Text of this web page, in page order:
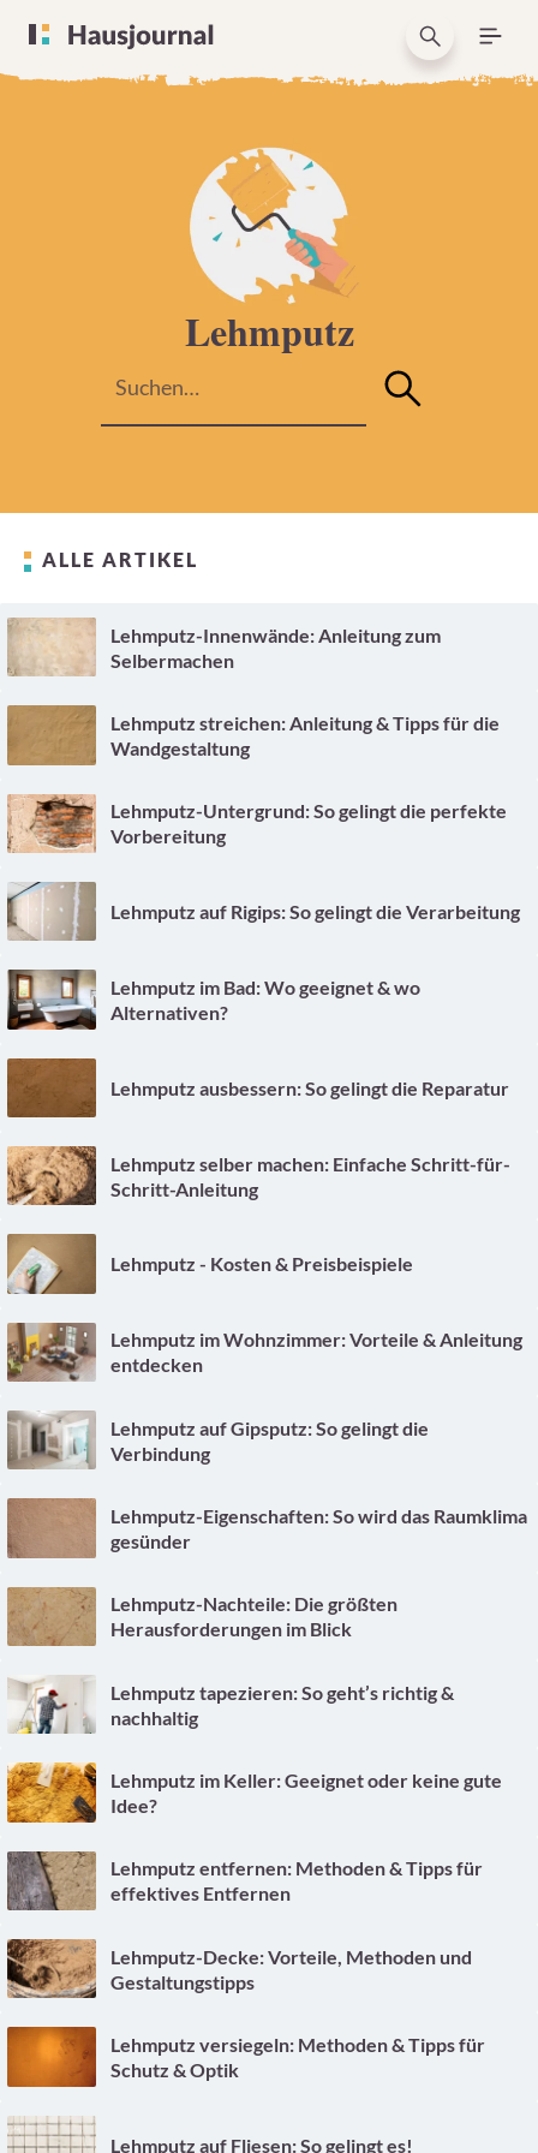
Lehmputz
ALLE ARTIKEL
Lehmputz-Innenwände: Anleitung zum
Selbermachen
Lehmputz streichen: Anleitung & Tipps für die
Wandgestaltung
Lehmputz-Untergrund: So gelingt die perfekte
Vorbereitung
Lehmputz auf Rigips: So gelingt die Verarbeitung
Lehmputz im Bad: Wo geeignet & wo
Alternativen?
Lehmputz ausbessern: So gelingt die Reparatur
Lehmputz selber machen: Einfache Schritt-für-
Schritt-Anleitung
Lehmputz - Kosten & Preisbeispiele
Lehmputz im Wohnzimmer: Vorteile & Anleitung
entdecken
Lehmputz auf Gipsputz: So gelingt die
Verbindung
Lehmputz-Eigenschaften: So wird das Raumklima
gesünder
Lehmputz-Nachteile: Die größten
Herausforderungen im Blick
Lehmputz tapezieren: So geht’s richtig &
nachhaltig
Lehmputz im Keller: Geeignet oder keine gute
Idee?
Lehmputz entfernen: Methoden & Tipps für
effektives Entfernen
Lehmputz-Decke: Vorteile, Methoden und
Gestaltungstipps
Lehmputz versiegeln: Methoden & Tipps für
Schutz & Optik
Lehmputz auf Fliesen: So gelingt es!